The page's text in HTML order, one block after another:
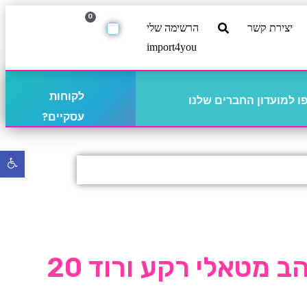
יצירת קשר
הרשימה שלי
import4you
0
למועדון החברים שלנו
לקוחות
עסקיים?
מפיות HB זהב מטאלי רקע ורוד 20
פתח